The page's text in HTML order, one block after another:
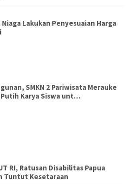
Lakukan Penyesuaian Harga
SMKN 2 Pariwisata Merauke
Putih Karya Siswa unt…
RI, Ratusan Disabilitas Papua
Tuntut Kesetaraan